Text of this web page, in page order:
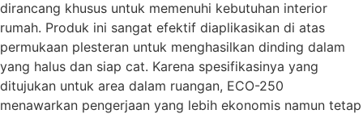
dirancang khusus untuk memenuhi kebutuhan interior
rumah. Produk ini sangat efektif diaplikasikan di atas
permukaan plesteran untuk menghasilkan dinding dalam
yang halus dan siap cat. Karena spesifikasinya yang
ditujukan untuk area dalam ruangan, ECO-250
menawarkan pengerjaan yang lebih ekonomis namun tetap